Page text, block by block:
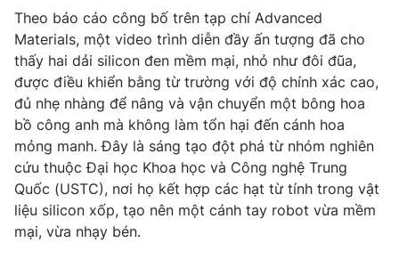
Hậu trường
Nhân vật
Khán giả
Giải sao mai
Giải trí
Điện ảnh
Âm nhạc
Sao
Đời sống
Du lịch
Làm đẹp
Chất lượng cuộc sống
Giáo dục
Tuyển sinh
Học trực tuyến
Công nghệ
Hitech Công nghệ tương lai
Sản phẩm
Giao lưu trực tuyến
Theo báo cáo công bố trên tạp chí Advanced
Materials, một video trình diễn đầy ấn tượng đã cho
thấy hai dải silicon đen mềm mại, nhỏ như đôi đũa,
được điều khiển bằng từ trường với độ chính xác cao,
đủ nhẹ nhàng để nâng và vận chuyển một bông hoa
bồ công anh mà không làm tổn hại đến cánh hoa
mỏng manh. Đây là sáng tạo đột phá từ nhóm nghiên
cứu thuộc Đại học Khoa học và Công nghệ Trung
Quốc (USTC), nơi họ kết hợp các hạt từ tính trong vật
liệu silicon xốp, tạo nên một cánh tay robot vừa mềm
mại, vừa nhạy bén.